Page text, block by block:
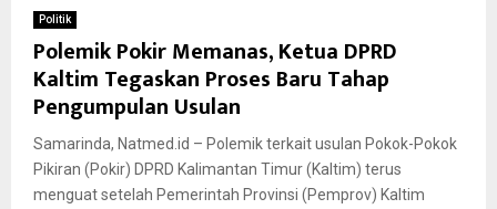
Politik
Polemik Pokir Memanas, Ketua DPRD
Kaltim Tegaskan Proses Baru Tahap
Pengumpulan Usulan
Samarinda, Natmed.id – Polemik terkait usulan Pokok-Pokok
Pikiran (Pokir) DPRD Kalimantan Timur (Kaltim) terus
menguat setelah Pemerintah Provinsi (Pemprov) Kaltim